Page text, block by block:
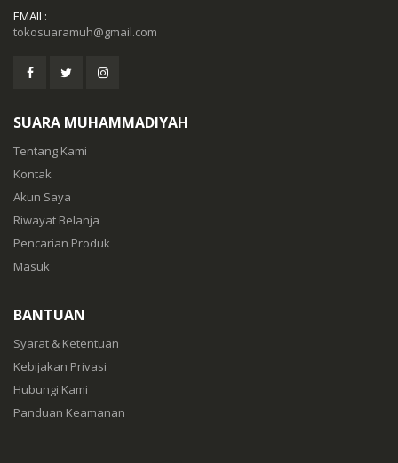
EMAIL:
tokosuaramuh@gmail.com
SUARA MUHAMMADIYAH
Tentang Kami
Kontak
Akun Saya
Riwayat Belanja
Pencarian Produk
Masuk
BANTUAN
Syarat & Ketentuan
Kebijakan Privasi
Hubungi Kami
Panduan Keamanan